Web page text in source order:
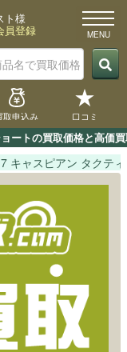
ートの買取価格と高価
ト様
員登録
取申込み 口コミ
キャスピアン タクテ